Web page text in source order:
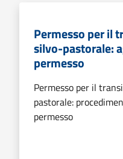
Permesso per il
silvo-pastorale:
permesso
Permesso per il
pastorale:
permesso